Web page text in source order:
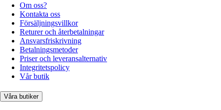
Om oss?
Kontakta oss
Försäljningsvillkor
Returer och återbetalningar
Ansvarsfriskrivning
Betalningsmetoder
Priser och leveransalternativ
Integritetspolicy
Vår butik
Våra butiker